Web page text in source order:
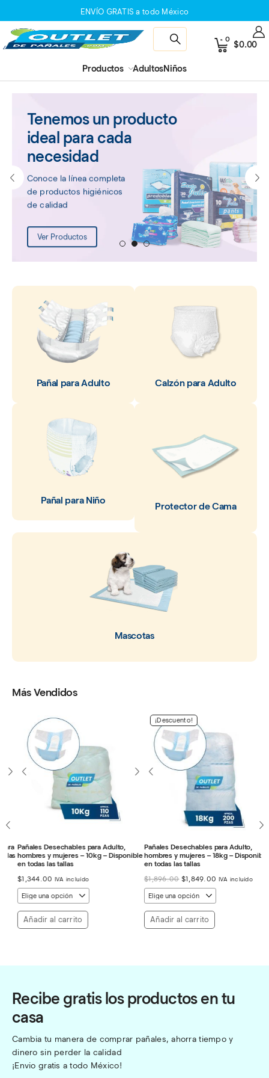
ENVÍO GRATIS a todo México
$0.00
0
Productos AdultosNiños
Tenemos un producto
ideal para cada
necesidad
Conoce la línea completa
de productos higiénicos
de calidad
Ver Productos
1 2 3
Pañal para Adulto Calzón para Adulto
Pañal para Niño
Protector de Cama
Mascotas
Más Vendidos
Pañales Desechables para Adulto,
hombres y mujeres – 10kg – Disponible
en todas las tallas
1,344.00 IVA incluído
Añadir al carrito
¡Descuento!
Pañales Desechables para Adulto,
hombres y mujeres – 18kg – Disponible
en todas las tallas
1,896.00El
precio
original
era:
$1,896.00.
$1,849.00El
precio
actual
es:
$1,849.00.
IVA incluído
Añadir al carrito
Recibe gratis los productos en tu
casa
Cambia tu manera de comprar pañales, ahorra tiempo y
dinero sin perder la calidad
¡Envio gratis a todo México!